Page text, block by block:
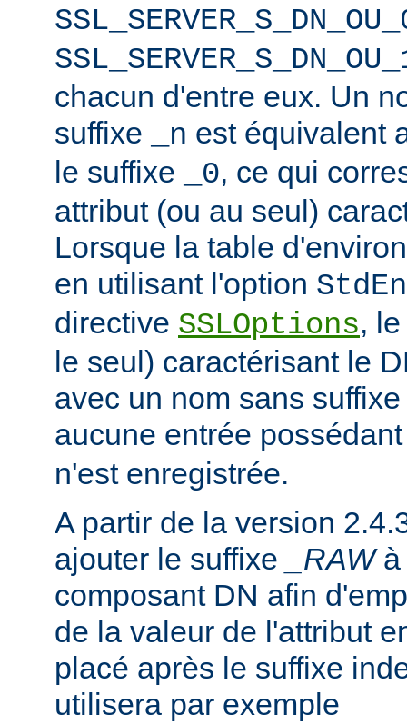
chacun d'entre eux. Un
suffixe
_n est équivalent
le suffixe
_0, ce qui
attribut (ou au seul)
Lorsque la table
en utilisant l'option
directive SSLOptions,
le seul) caractérisant le
avec un nom sans
aucune entrée
n'est enregistrée.
A partir de la version
ajouter le suffixe
_RAW
composant DN afin
de la valeur de l'attribut
placé après le suffixe
utilisera par exemple